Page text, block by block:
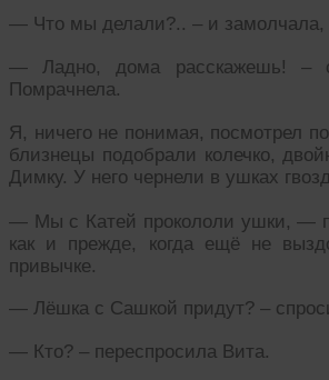
— Что мы делали?.. – и замолчала,
— Ладно, дома расскажешь! –
Помрачнела.
Я, ничего не понимая, посмотрел
близнецы подобрали колечко,
Димку. У него чернели в ушках
— Мы с Катей прокололи ушки, —
как и прежде, когда ещё не
привычке.
— Лёшка с Сашкой придут? –
— Кто? – переспросила Вита.